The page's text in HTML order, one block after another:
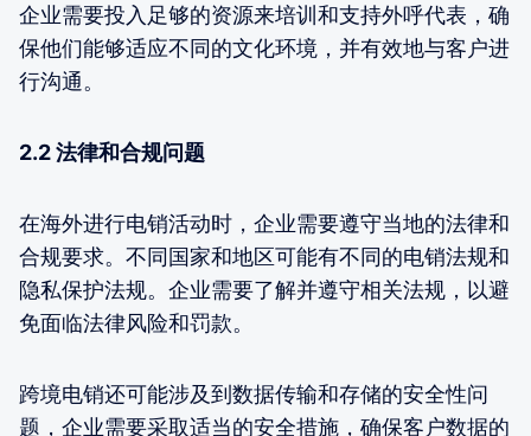
企业需要投入足够的资源来培训和支持外呼代表，确
保他们能够适应不同的文化环境，并有效地与客户进
行沟通。
2.2 法律和合规问题
在海外进行电销活动时，企业需要遵守当地的法律和
合规要求。不同国家和地区可能有不同的电销法规和
隐私保护法规。企业需要了解并遵守相关法规，以避
免面临法律风险和罚款。
跨境电销还可能涉及到数据传输和存储的安全性问
题，企业需要采取适当的安全措施，确保客户数据的